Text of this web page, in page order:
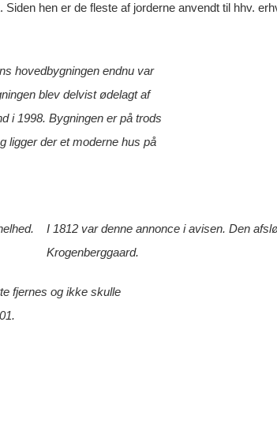
hen er de fleste af jorderne anvendt til hhv.
hovedbygningen endnu var
blev delvist ødelagt af
i 1998. Bygningen er på trods
ligger der et moderne hus på
I 1812 var denne annonce i avisen. Den
Krogenberggaard.
fjernes og ikke skulle